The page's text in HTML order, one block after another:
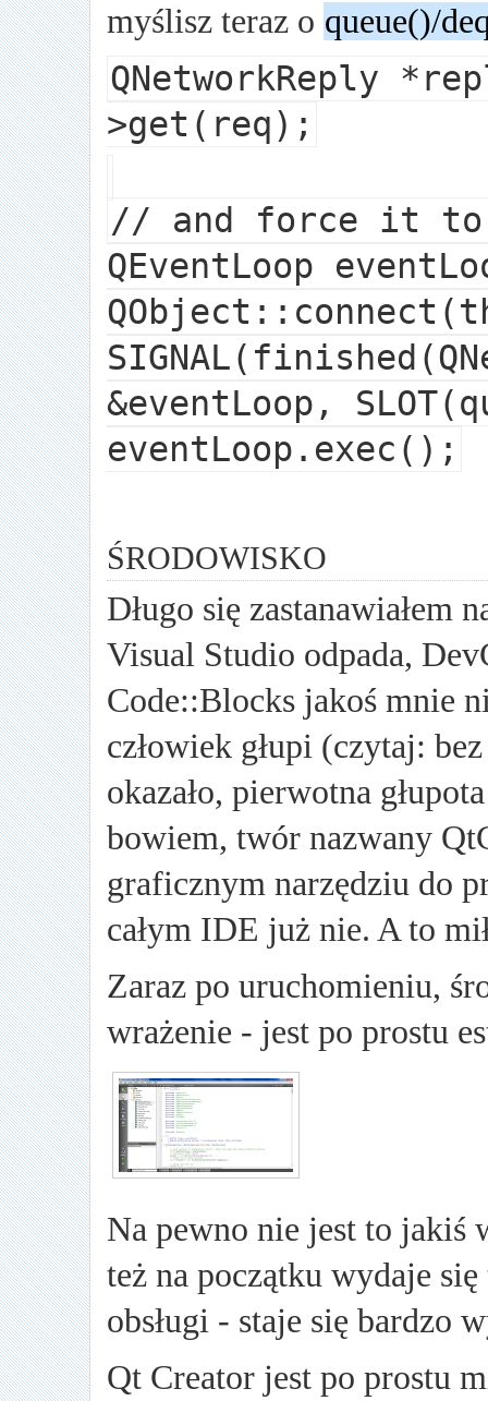
myślisz teraz o queue()/
QNetworkReply
>get(req);
// and force it to
QEventLoop
&eventLoop,
eventLoop.exec();
środowisko
Długo się zastanawiałem
Visual Studio odpada,
Code::Blocks jakoś mnie
człowiek głupi (czytaj:
okazało, pierwotna
bowiem, twór nazwany
graficznym narzędziu do
całym IDE już nie. A to
Zaraz po uruchomieniu,
wrażenie - jest po prostu
Na pewno nie jest to jakiś
też na początku wydaje
obsługi - staje się bardzo
Qt Creator jest po prostu